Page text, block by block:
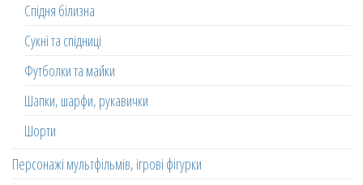
Спідня білизна
Сукні та спідниці
Футболки та майки
Шапки, шарфи, рукавички
Шорти
Персонажі мультфільмів, ігрові фігурки